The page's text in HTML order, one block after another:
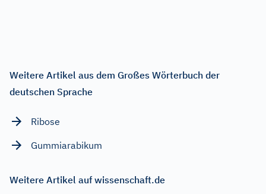
Weitere Artikel aus dem Großes Wörterbuch der
deutschen Sprache
Ribose
Gummiarabikum
Weitere Artikel auf wissenschaft.de